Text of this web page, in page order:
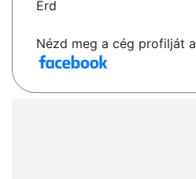
Érd
Nézd meg a cég profilját a